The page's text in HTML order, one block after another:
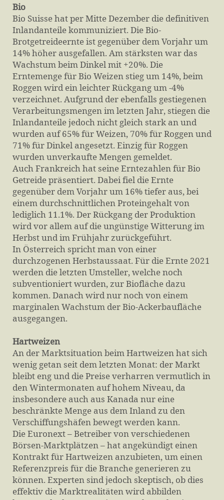
Bio
Bio Suisse hat per Mitte Dezember die definitiven
Inlandanteile kommuniziert. Die Bio-
Brotgetreideernte ist gegenüber dem Vorjahr um
14% höher ausgefallen. Am stärksten war das
Wachstum beim Dinkel mit +20%. Die
Erntemenge für Bio Weizen stieg um 14%, beim
Roggen wird ein leichter Rückgang um -4%
verzeichnet. Aufgrund der ebenfalls gestiegenen
Verarbeitungsmengen im letzten Jahr, stiegen die
Inlandanteile jedoch nicht gleich stark an und
wurden auf 65% für Weizen, 70% für Roggen und
71% für Dinkel angesetzt. Einzig für Roggen
wurden unverkaufte Mengen gemeldet.
Auch Frankreich hat seine Erntezahlen für Bio
Getreide präsentiert. Dabei fiel die Ernte
gegenüber dem Vorjahr um 16% tiefer aus, bei
einem durchschnittlichen Proteingehalt von
lediglich 11.1%. Der Rückgang der Produktion
wird vor allem auf die ungünstige Witterung im
Herbst und im Frühjahr zurückgeführt.
In Österreich spricht man von einer
durchzogenen Herbstaussaat. Für die Ernte 2021
werden die letzten Umsteller, welche noch
subventioniert wurden, zur Biofläche dazu
kommen. Danach wird nur noch von einem
marginalen Wachstum der Bio-Ackerbaufläche
ausgegangen.
Hartweizen
An der Marktsituation beim Hartweizen hat sich
wenig getan seit dem letzten Monat: der Markt
bleibt eng und die Preise verharren vermutlich in
den Wintermonaten auf hohem Niveau, da
insbesondere auch aus Kanada nur eine
beschränkte Menge aus dem Inland zu den
Verschiffungshäfen bewegt werden kann.
Die Euronext – Betreiber von verschiedenen
Börsen-Marktplätzen – hat angekündigt einen
Kontrakt für Hartweizen anzubieten, um einen
Referenzpreis für die Branche generieren zu
können. Experten sind jedoch skeptisch, ob dies
effektiv die Marktrealitäten wird abbilden